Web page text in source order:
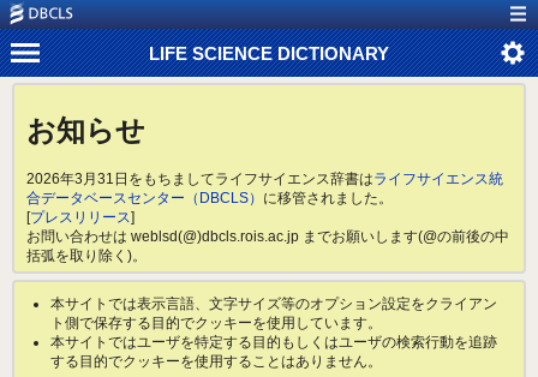
LIFE SCIENCE DICTIONARY
お知らせ
2026年3月31日をもちましてライフサイエンス辞書はライフサイエンス統
合データベースセンター（DBCLS） に移管されました。
[プレスリリース]
お問い合わせは weblsd(@)dbcls.rois.ac.jp までお願いします(@の前後の中
括弧を取り除く)。
本サイトでは表示言語、文字サイズ等のオプション設定をクライアン
ト側で保存する目的でクッキーを使用しています。
本サイトではユーザを特定する目的もしくはユーザの検索行動を追跡
する目的でクッキーを使用することはありません。